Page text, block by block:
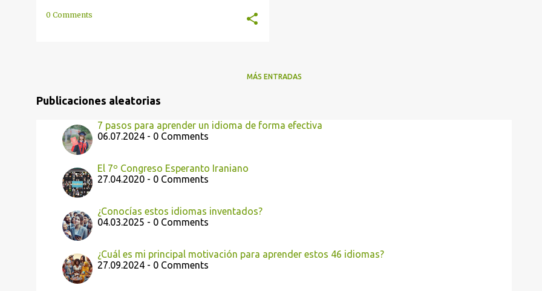
0 Comments
MÁS ENTRADAS
Publicaciones aleatorias
7 pasos para aprender un idioma de forma efectiva
06.07.2024 - 0 Comments
El 7º Congreso Esperanto Iraniano
27.04.2020 - 0 Comments
¿Conocías estos idiomas inventados?
04.03.2025 - 0 Comments
¿Cuál es mi principal motivación para aprender estos 46 idiomas?
27.09.2024 - 0 Comments